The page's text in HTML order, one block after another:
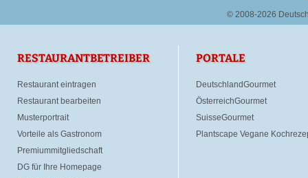
© 2008-2026
RESTAURANTBETREIBER
Restaurant eintragen
Restaurant bearbeiten
Musterportrait
Vorteile als Gastronom
Premiummitgliedschaft
DG für Ihre Homepage
PORTALE
DeutschlandGourmet
ÖsterreichGourmet
SuisseGourmet
Plantscape Vegane